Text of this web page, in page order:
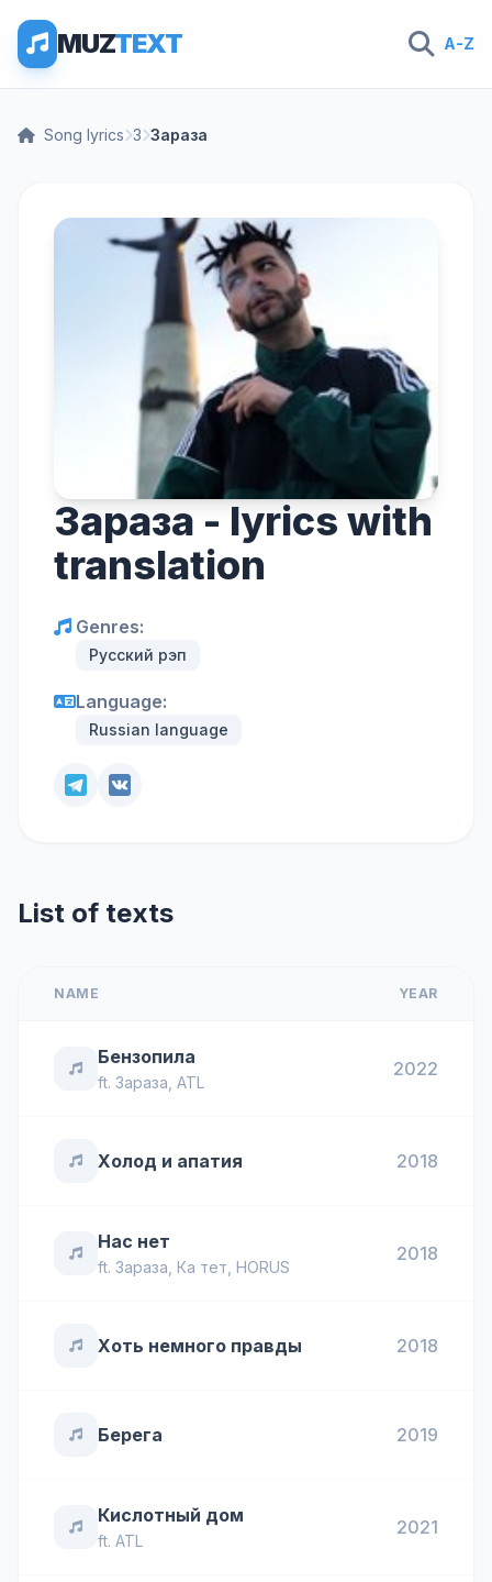
MUZTEXT A-Z
Song lyrics З Зараза
Зараза - lyrics with
translation
Genres:
Русский рэп
Language:
Russian language
List of texts
NAME YEAR
Бензопила
ft. Зараза ATL
2022
Холод и апатия 2018
Нас нет
ft. Зараза Ка тет HORUS
2018
Хоть немного правды 2018
Берега 2019
Кислотный дом
ft. ATL
2021